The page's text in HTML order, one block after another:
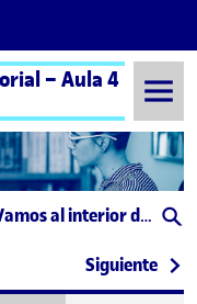
– Aula 4
al interior de la publicación!
diseña una
Siguiente: